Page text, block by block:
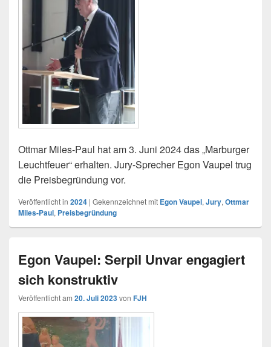
Ottmar Miles-Paul hat am 3. Juni 2024 das „Marburger
Leuchtfeuer“ erhalten. Jury-Sprecher Egon Vaupel trug
die Preisbegründung vor.
Veröffentlicht in 2024 | Gekennzeichnet mit Egon Vaupel, Jury, Ottmar
Miles-Paul, Preisbegründung
Egon Vaupel: Serpil Unvar engagiert
sich konstruktiv
Veröffentlicht am 20. Juli 2023von FJH